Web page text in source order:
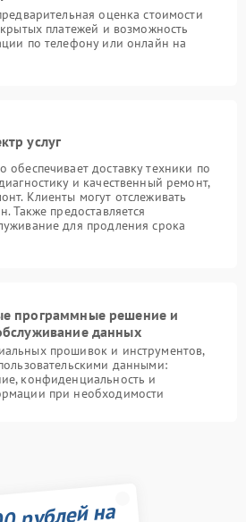
оценка стоимости
платежей и возможность
по телефону или онлайн на
услуг
обеспечивает доставку техники по
и качественный ремонт,
Клиенты могут отслеживать
Также предоставляется
для продления срока
программные решение и
данных
прошивок и инструментов,
данными:
конфиденциальность и
при необходимости